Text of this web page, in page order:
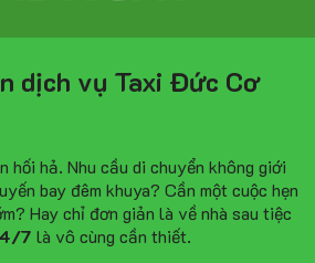
dịch vụ Taxi Đức Cơ
hối hả. Nhu cầu di chuyển không giới
bay đêm khuya? Cần một cuộc hẹn
Hay chỉ đơn giản là về nhà sau tiệc
7 là vô cùng cần thiết.